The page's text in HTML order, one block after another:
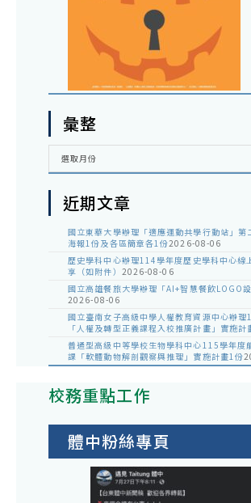
彙整
彙
選取月份
近期文章
國立東華大學辦理「適應運動共學行動站」第
海報1份及各區簡章各1份2026-08-06
歷史學科中心辦理114學年度歷史學科中心線
享（如附件） 2026-08-06
國立高雄餐旅大學辦理「AI+智慧餐飲LOGO
2026-08-06
國立臺南女子高級中學人權教育資源中心辦
「人權及轉型正義課程入校推廣計畫」實施計
普通型高級中等學校生物學科中心115學年度
課「軟體動物解剖觀察與推理」實施計畫1份
校務重點工作
體中粉絲專頁